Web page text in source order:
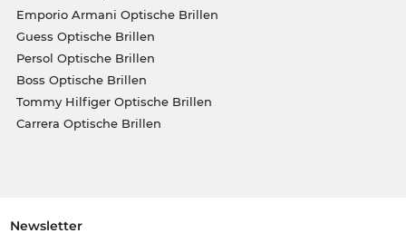
Emporio Armani Optische Brillen
Guess Optische Brillen
Persol Optische Brillen
Boss Optische Brillen
Tommy Hilfiger Optische Brillen
Carrera Optische Brillen
Newsletter